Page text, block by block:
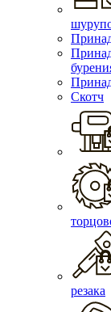
Скотч
резака